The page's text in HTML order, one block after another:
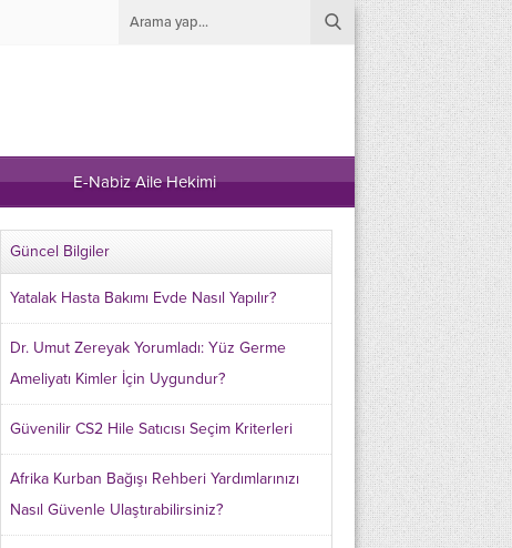
E-Nabiz Aile Hekimi
Güncel Bilgiler
Yatalak Hasta Bakımı Evde Nasıl Yapılır?
Dr. Umut Zereyak Yorumladı: Yüz Germe
Ameliyatı Kimler İçin Uygundur?
Güvenilir CS2 Hile Satıcısı Seçim Kriterleri
Afrika Kurban Bağışı Rehberi Yardımlarınızı
Nasıl Güvenle Ulaştırabilirsiniz?